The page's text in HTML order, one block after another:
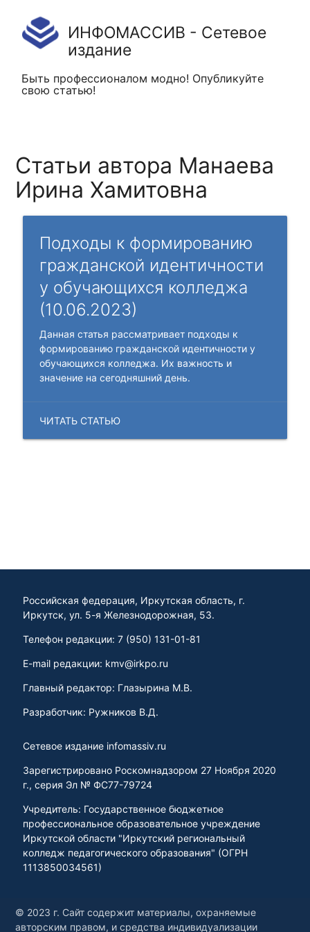
ИНФОМАССИВ - Сетевое
издание
Быть профессионалом модно! Опубликуйте
свою статью!
Статьи автора Манаева
Ирина Хамитовна
Подходы к формированию
гражданской идентичности
у обучающихся колледжа
(10.06.2023)
Данная статья рассматривает подходы к
формированию гражданской идентичности у
обучающихся колледжа. Их важность и
значение на сегодняшний день.
ЧИТАТЬ СТАТЬЮ
Российская федерация, Иркутская область, г.
Иркутск, ул. 5-я Железнодорожная, 53.
Телефон редакции: 7 (950) 131-01-81
E-mail редакции: kmv@irkpo.ru
Главный редактор: Глазырина М.В.
Разработчик: Ружников В.Д.
Сетевое издание infomassiv.ru
Зарегистрировано Роскомнадзором 27 Ноября 2020
г., серия Эл № ФС77-79724
Учредитель: Государственное бюджетное
профессиональное образовательное учреждение
Иркутской области "Иркутский региональный
колледж педагогического образования" (ОГРН
1113850034561)
© 2023 г. Сайт содержит материалы, охраняемые
авторским правом, и средства индивидуализации